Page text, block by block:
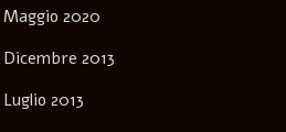
Maggio 2020
Dicembre 2013
Luglio 2013